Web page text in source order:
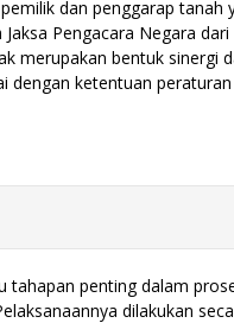
dan penggarap tanah
Pengacara Negara
merupakan bentuk sinergi
dengan ketentuan
tahapan penting dalam
dilakukan